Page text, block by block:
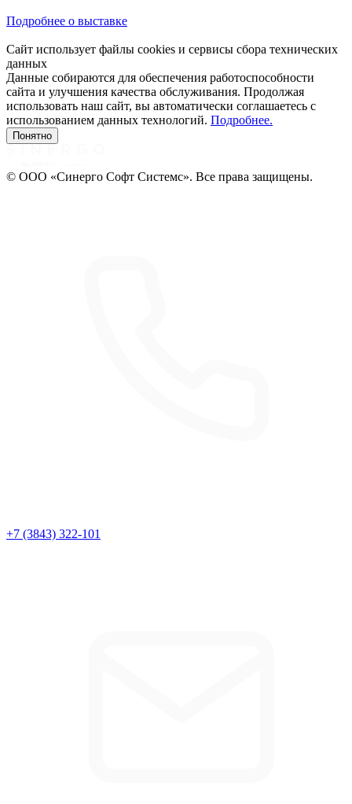
Подробнее о выставке
Сайт использует файлы cookies и сервисы сбора технических
данных
Данные собираются для обеспечения работоспособности
сайта и улучшения качества обслуживания. Продолжая
использовать наш сайт, вы автоматически соглашаетесь с
использованием данных технологий. Подробнее.
Понятно
© ООО «Синерго Софт Системс». Все права защищены.
+7 (3843) 322-101